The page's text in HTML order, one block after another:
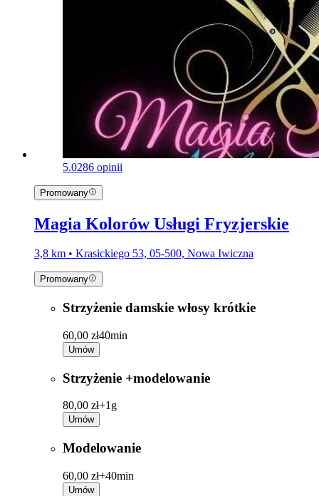
5.0286 opinii
Promowany
Magia Kolorów Usługi Fryzjerskie
3,8 km • Krasickiego 53, 05-500, Nowa Iwiczna
Promowany
Strzyżenie damskie włosy krótkie
60,00 zł40min
Umów
Strzyżenie +modelowanie
80,00 zł+1g
Umów
Modelowanie
60,00 zł+40min
Umów